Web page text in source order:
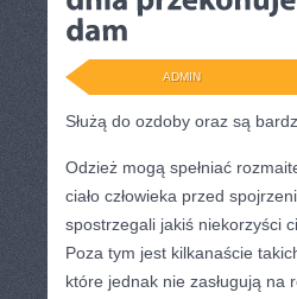
ADMIN
Służą do ozdoby oraz są
Odzież mogą spełniać
ciało człowieka przed
spostrzegali jakiś niekorzyści
Poza tym jest kilkanaście
które jednak nie zasługują na